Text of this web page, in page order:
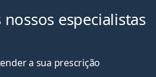
especialistas
a sua prescrição